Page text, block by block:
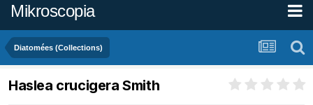
Mikroscopia
Diatomées (Collections)
Haslea crucigera Smith